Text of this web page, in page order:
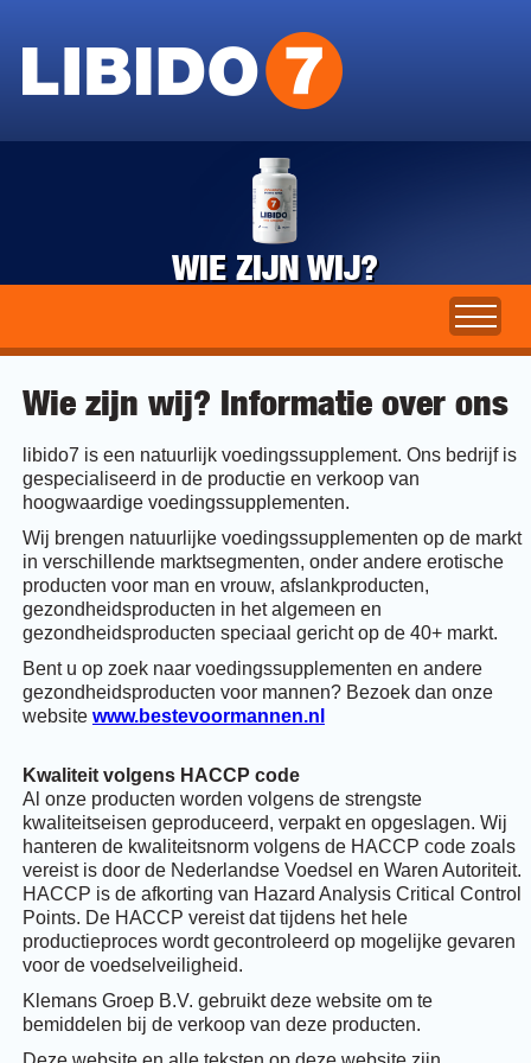
WIE ZIJN WIJ?
Wie zijn wij? Informatie over ons
libido7 is een natuurlijk voedingssupplement. Ons bedrijf is
gespecialiseerd in de productie en verkoop van
hoogwaardige voedingssupplementen.
Wij brengen natuurlijke voedingssupplementen op de markt
in verschillende marktsegmenten, onder andere erotische
producten voor man en vrouw, afslankproducten,
gezondheidsproducten in het algemeen en
gezondheidsproducten speciaal gericht op de 40+ markt.
Bent u op zoek naar voedingssupplementen en andere
gezondheidsproducten voor mannen? Bezoek dan onze
website www.bestevoormannen.nl
Kwaliteit volgens HACCP code
Al onze producten worden volgens de strengste
kwaliteitseisen geproduceerd, verpakt en opgeslagen. Wij
hanteren de kwaliteitsnorm volgens de HACCP code zoals
vereist is door de Nederlandse Voedsel en Waren Autoriteit.
HACCP is de afkorting van Hazard Analysis Critical Control
Points. De HACCP vereist dat tijdens het hele
productieproces wordt gecontroleerd op mogelijke gevaren
voor de voedselveiligheid.
Klemans Groep B.V. gebruikt deze website om te
bemiddelen bij de verkoop van deze producten.